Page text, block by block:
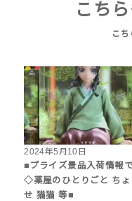
こち
2024年5月10日
■プライズ景品入荷情報で
◇薬屋のひとりごと ちょ
せ 猫猫 等■